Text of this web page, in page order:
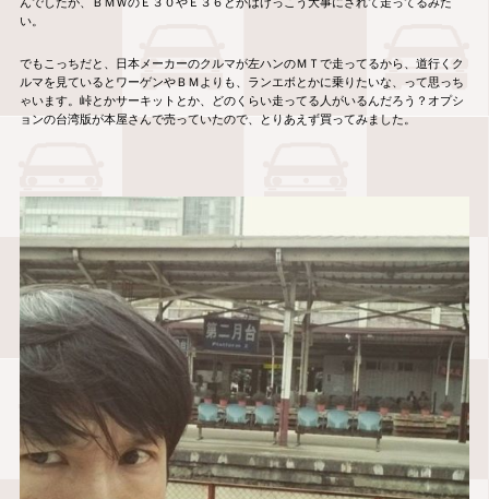
い。
でもこっちだと、日本メーカーのクルマが左ハンのＭＴで走ってるから、道行くク
ルマを見ているとワーゲンやＢＭよりも、ランエボとかに乗りたいな、って思っち
ゃいます。峠とかサーキットとか、どのくらい走ってる人がいるんだろう？オプシ
ョンの台湾版が本屋さんで売っていたので、とりあえず買ってみました。